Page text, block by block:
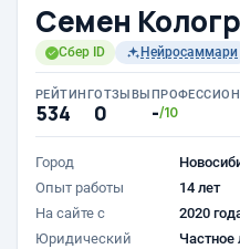
Семен
Сбер ID Нейросаммари
РЕЙТИНГ
534
ОТЗЫВЫ
0 -/10
Город
Опыт работы
14 лет
На сайте с
2020
Юридический
Частное